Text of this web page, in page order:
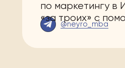
@neyro_mba
по маркетингу в
«за троих» с